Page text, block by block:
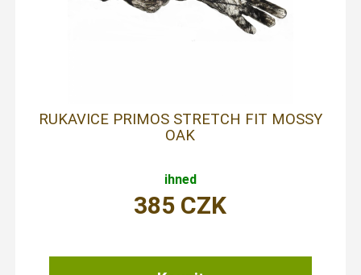
RUKAVICE PRIMOS STRETCH FIT MOSSY
OAK
ihned
385 CZK